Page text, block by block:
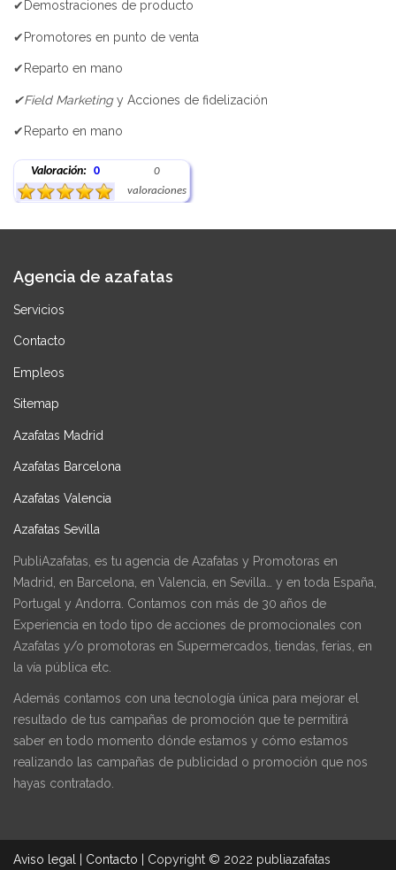
✔Demostraciones de producto
✔Promotores en punto de venta
✔Reparto en mano
✔Field Marketingy Acciones de fidelización
✔Reparto en mano
Valoración: 0
0
valoraciones
Agencia de azafatas
Servicios
Contacto
Empleos
Sitemap
Azafatas Madrid
Azafatas Barcelona
Azafatas Valencia
Azafatas Sevilla
PubliAzafatas, es tu agencia de Azafatas y Promotoras en
Madrid, en Barcelona, en Valencia, en Sevilla… y en toda España,
Portugal y Andorra. Contamos con más de 30 años de
Experiencia en todo tipo de acciones de promocionales con
Azafatas y/o promotoras en Supermercados, tiendas, ferias, en
la vía pública etc.
Además contamos con una tecnología única para mejorar el
resultado de tus campañas de promoción que te permitirá
saber en todo momento dónde estamos y cómo estamos
realizando las campañas de publicidad o promoción que nos
hayas contratado.
Aviso legal Contacto Copyright © 2022 publiazafatas